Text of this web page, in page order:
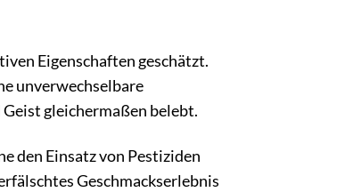
Eigenschaften geschätzt.
unverwechselbare
gleichermaßen belebt.
den Einsatz von Pestiziden
Geschmackserlebnis